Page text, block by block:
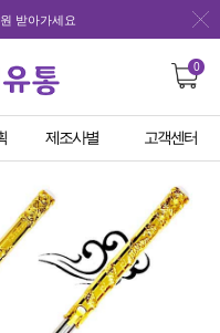
받아가세요
0
제조사별 고객센터